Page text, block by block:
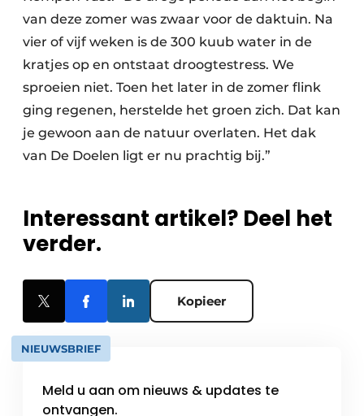
van deze zomer was zwaar voor de daktuin. Na
vier of vijf weken is de 300 kuub water in de
kratjes op en ontstaat droogtestress. We
sproeien niet. Toen het later in de zomer flink
ging regenen, herstelde het groen zich. Dat kan
je gewoon aan de natuur overlaten. Het dak
van De Doelen ligt er nu prachtig bij.”
Interessant artikel? Deel het
verder.
Kopieer
NIEUWSBRIEF
Meld u aan om nieuws & updates te
ontvangen.